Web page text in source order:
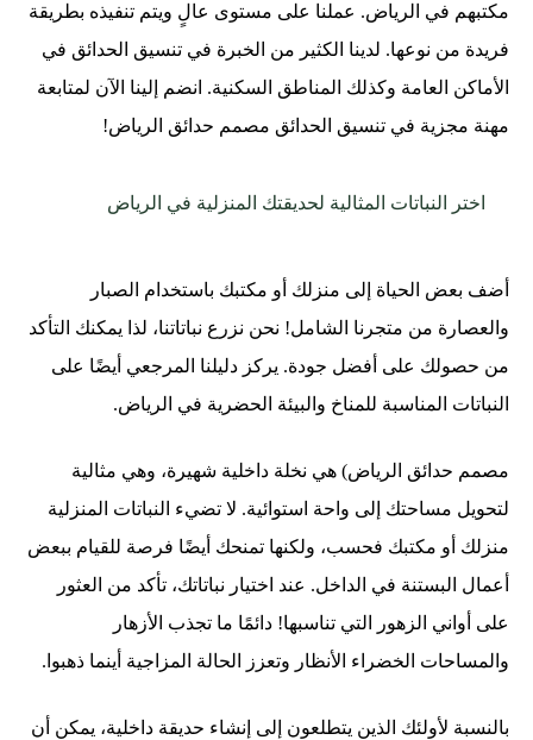
مكتبهم في الرياض. عملنا على مستوى عالٍ ويتم تنفيذه بطريقة
فريدة من نوعها. لدينا الكثير من الخبرة في تنسيق الحدائق في
الأماكن العامة وكذلك المناطق السكنية. انضم إلينا الآن لمتابعة
مهنة مجزية في تنسيق الحدائق مصمم حدائق الرياض!
اختر النباتات المثالية لحديقتك المنزلية في الرياض
أضف بعض الحياة إلى منزلك أو مكتبك باستخدام الصبار
والعصارة من متجرنا الشامل! نحن نزرع نباتاتنا، لذا يمكنك التأكد
من حصولك على أفضل جودة. يركز دليلنا المرجعي أيضًا على
النباتات المناسبة للمناخ والبيئة الحضرية في الرياض.
مصمم حدائق الرياض) هي نخلة داخلية شهيرة، وهي مثالية
لتحويل مساحتك إلى واحة استوائية. لا تضيء النباتات المنزلية
منزلك أو مكتبك فحسب، ولكنها تمنحك أيضًا فرصة للقيام ببعض
أعمال البستنة في الداخل. عند اختيار نباتاتك، تأكد من العثور
على أواني الزهور التي تناسبها! دائمًا ما تجذب الأزهار
والمساحات الخضراء الأنظار وتعزز الحالة المزاجية أينما ذهبوا.
بالنسبة لأولئك الذين يتطلعون إلى إنشاء حديقة داخلية، يمكن أن